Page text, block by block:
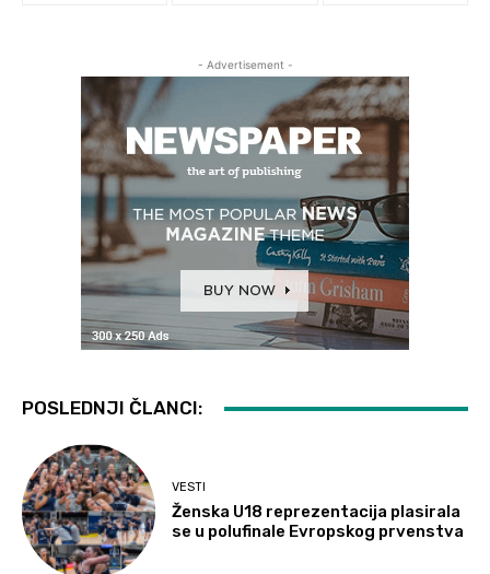
- Advertisement -
POSLEDNJI ČLANCI:
VESTI
Ženska U18 reprezentacija plasirala
se u polufinale Evropskog prvenstva